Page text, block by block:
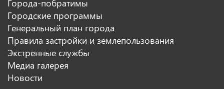
Города-побратимы
Городские программы
Генеральный план города
Правила застройки и землепользования
Экстренные службы
Медиа галерея
Новости